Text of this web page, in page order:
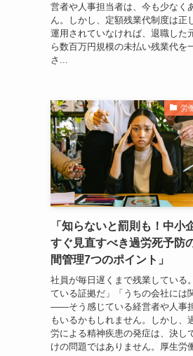
営者や人事担当者は、今も少なく
ん。しかし、定額残業代制度は正
運用されていなければ、退職した
ら数百万円規模の未払い残業代を
さ...
労
「知らないと罰則も！中小
すぐ見直すべき過労死予防
間管理7つのポイント」
社員が毎日遅くまで残業している
ている証拠だ」「うちの会社には
——そう感じている経営者や人事
もいるかもしれません。しかし、
労による精神疾患の発症は、決し
けの問題ではありません。厚生労